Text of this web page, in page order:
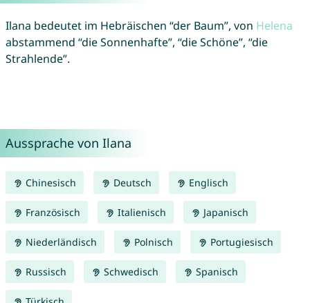
Ilana bedeutet im Hebräischen “der Baum”, von Helena
abstammend “die Sonnenhafte”, “die Schöne”, “die
Strahlende”.
Aussprache von Ilana
Chinesisch Deutsch Englisch
Französisch Italienisch Japanisch
Niederländisch Polnisch Portugiesisch
Russisch Schwedisch Spanisch